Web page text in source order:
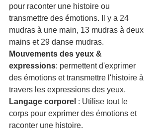
pour raconter une histoire ou
transmettre des émotions. Il y a 24
mudras à une main, 13 mudras à deux
mains et 29 danse mudras.
Mouvements des yeux &
expressions: permettent d'exprimer
des émotions et transmettre l'histoire à
travers les expressions des yeux.
Langage corporel : Utilise tout le
corps pour exprimer des émotions et
raconter une histoire.